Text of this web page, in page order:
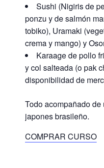
Sushi (Nigiris de
ponzu y de salmón
tobiko), Uramaki
crema y mango) y
Karaage de pollo
y col salteada (o pak
disponibilidad de
Todo acompañado
japones brasileño.
COMPRAR CURSO